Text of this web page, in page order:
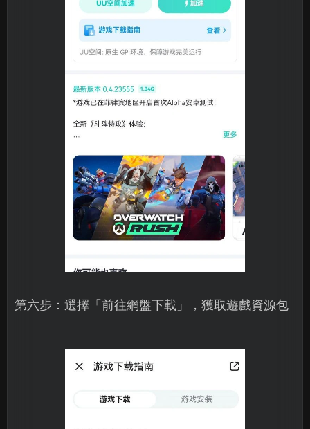
第六步：選擇「前往網盤下載」，獲取遊戲資源包